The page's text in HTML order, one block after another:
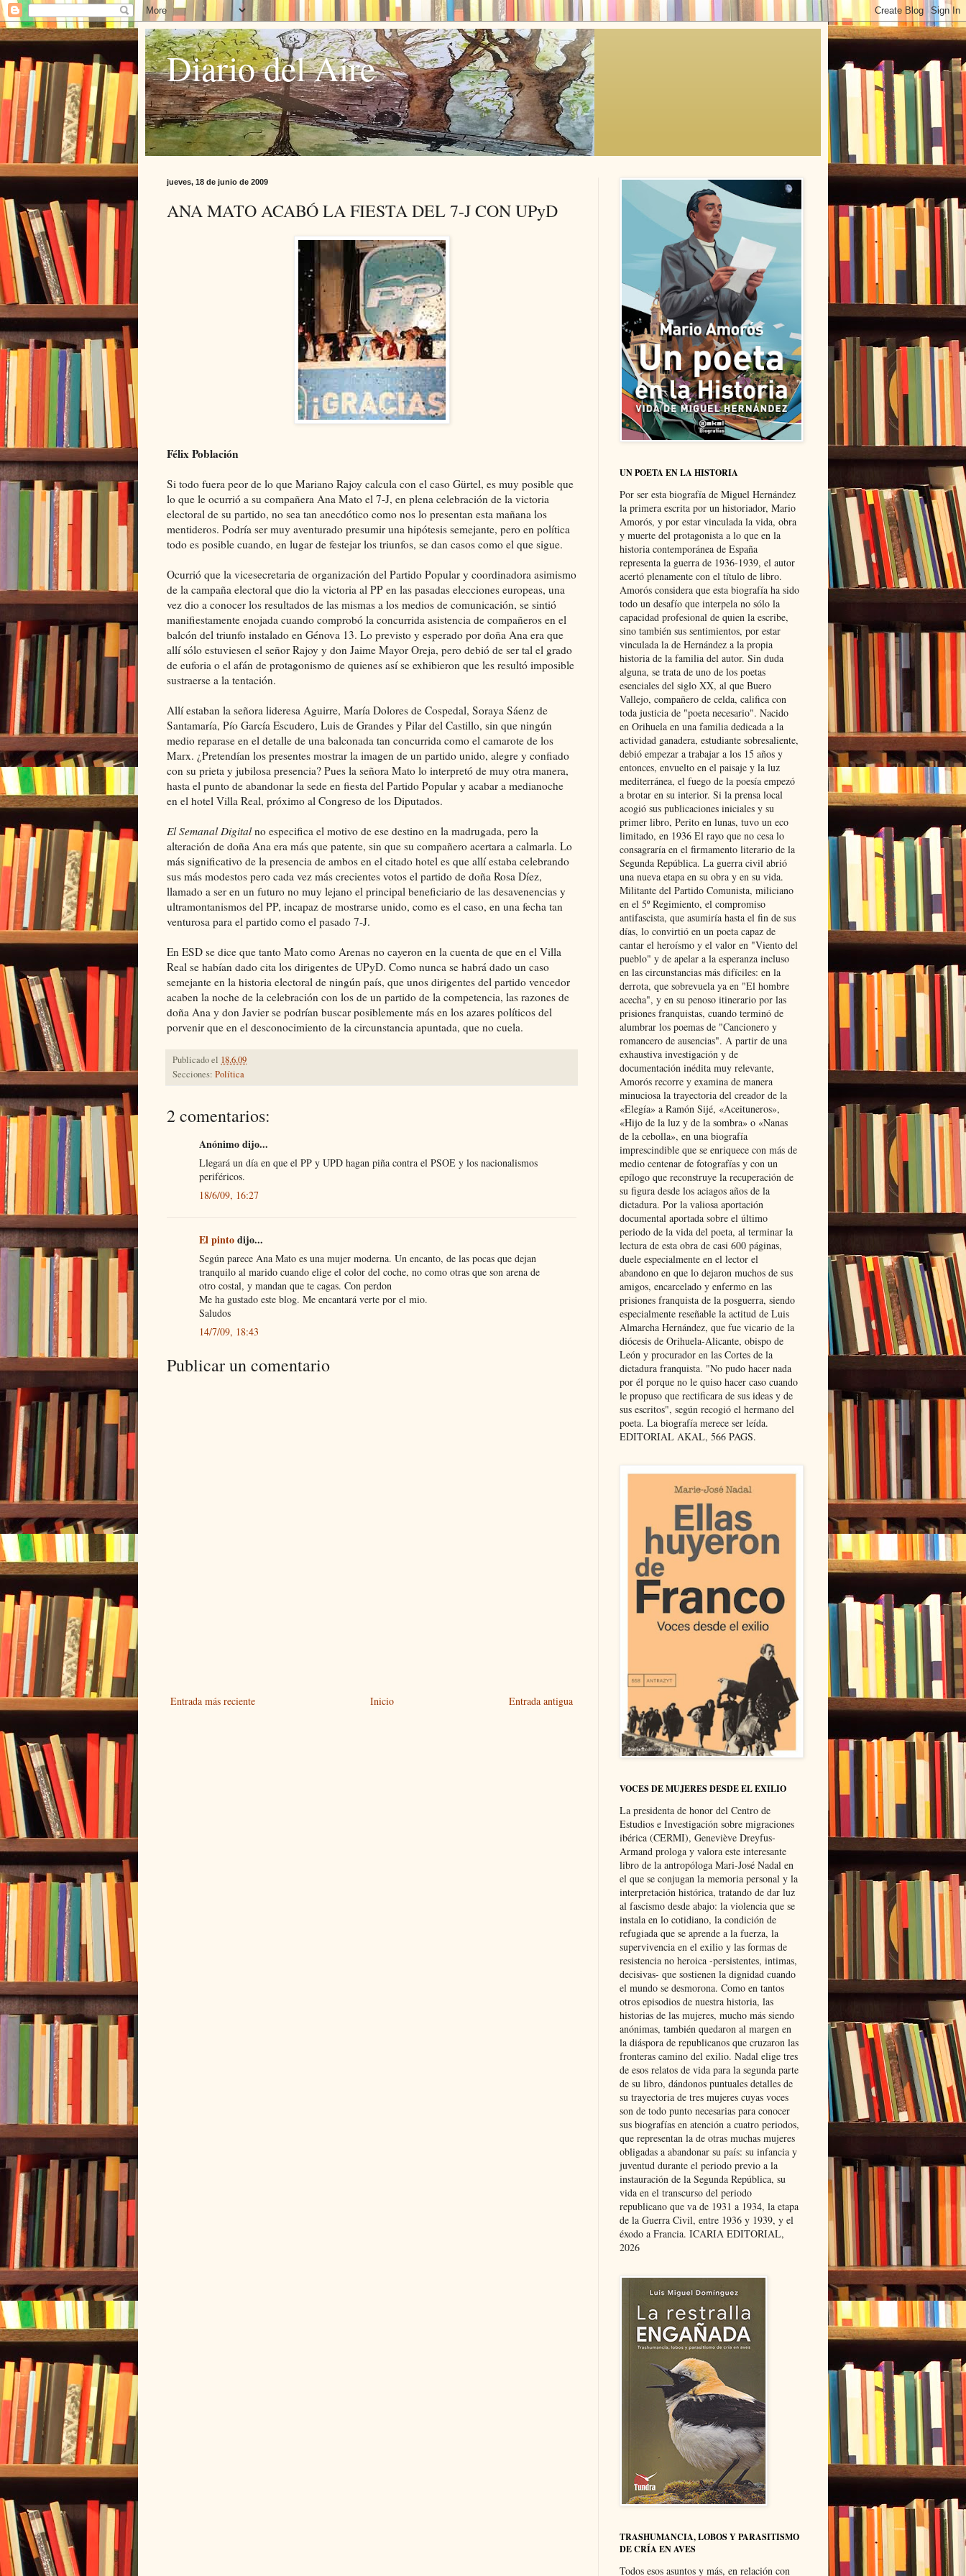
Diario del Aire
jueves, 18 de junio de 2009
ANA MATO ACABÓ LA FIESTA DEL 7-J CON UPyD
Félix Población
Si todo fuera peor de lo que Mariano Rajoy calcula con el caso Gürtel, es muy posible que
lo que le ocurrió a su compañera Ana Mato el 7-J, en plena celebración de la victoria
electoral de su partido, no sea tan anecdótico como nos lo presentan esta mañana los
mentideros. Podría ser muy aventurado presumir una hipótesis semejante, pero en política
todo es posible cuando, en lugar de festejar los triunfos, se dan casos como el que sigue.
Ocurrió que la vicesecretaria de organización del Partido Popular y coordinadora asimismo
de la campaña electoral que dio la victoria al PP en las pasadas elecciones europeas, una
vez dio a conocer los resultados de las mismas a los medios de comunicación, se sintió
manifiestamente enojada cuando comprobó la concurrida asistencia de compañeros en el
balcón del triunfo instalado en Génova 13. Lo previsto y esperado por doña Ana era que
allí sólo estuviesen el señor Rajoy y don Jaime Mayor Oreja, pero debió de ser tal el grado
de euforia o el afán de protagonismo de quienes así se exhibieron que les resultó imposible
sustraerse a la tentación.
Allí estaban la señora lideresa Aguirre, María Dolores de Cospedal, Soraya Sáenz de
Santamaría, Pío García Escudero, Luis de Grandes y Pilar del Castillo, sin que ningún
medio reparase en el detalle de una balconada tan concurrida como el camarote de los
Marx. ¿Pretendían los presentes mostrar la imagen de un partido unido, alegre y confiado
con su prieta y jubilosa presencia? Pues la señora Mato lo interpretó de muy otra manera,
hasta el punto de abandonar la sede en fiesta del Partido Popular y acabar a medianoche
en el hotel Villa Real, próximo al Congreso de los Diputados.
El Semanal Digitalno especifica el motivo de ese destino en la madrugada, pero la
alteración de doña Ana era más que patente, sin que su compañero acertara a calmarla. Lo
más significativo de la presencia de ambos en el citado hotel es que allí estaba celebrando
sus más modestos pero cada vez más crecientes votos el partido de doña Rosa Díez,
llamado a ser en un futuro no muy lejano el principal beneficiario de las desavenencias y
ultramontanismos del PP, incapaz de mostrarse unido, como es el caso, en una fecha tan
venturosa para el partido como el pasado 7-J.
En ESD se dice que tanto Mato como Arenas no cayeron en la cuenta de que en el Villa
Real se habían dado cita los dirigentes de UPyD. Como nunca se habrá dado un caso
semejante en la historia electoral de ningún país, que unos dirigentes del partido vencedor
acaben la noche de la celebración con los de un partido de la competencia, las razones de
doña Ana y don Javier se podrían buscar posiblemente más en los azares políticos del
porvenir que en el desconocimiento de la circunstancia apuntada, que no cuela.
Publicado el 18.6.09
Secciones: Política
2 comentarios:
Anónimo dijo...
Llegará un día en que el PP y UPD hagan piña contra el PSOE y los nacionalismos
periféricos.
18/6/09, 16:27
El pintodijo...
Según parece Ana Mato es una mujer moderna. Un encanto, de las pocas que dejan
tranquilo al marido cuando elige el color del coche, no como otras que son arena de
otro costal, y mandan que te cagas. Con perdon
Me ha gustado este blog. Me encantará verte por el mio.
Saludos
14/7/09, 18:43
Publicar un comentario
Entrada más reciente Entrada antigua
Inicio
UN POETA EN LA HISTORIA
Por ser esta biografía de Miguel Hernández
la primera escrita por un historiador, Mario
Amorós, y por estar vinculada la vida, obra
y muerte del protagonista a lo que en la
historia contemporánea de España
representa la guerra de 1936-1939, el autor
acertó plenamente con el título de libro.
Amorós considera que esta biografía ha sido
todo un desafío que interpela no sólo la
capacidad profesional de quien la escribe,
sino también sus sentimientos, por estar
vinculada la de Hernández a la propia
historia de la familia del autor. Sin duda
alguna, se trata de uno de los poetas
esenciales del siglo XX, al que Buero
Vallejo, compañero de celda, califica con
toda justicia de "poeta necesario". Nacido
en Orihuela en una familia dedicada a la
actividad ganadera, estudiante sobresaliente,
debió empezar a trabajar a los 15 años y
entonces, envuelto en el paisaje y la luz
mediterránea, el fuego de la poesía empezó
a brotar en su interior. Si la prensa local
acogió sus publicaciones iniciales y su
primer libro, Perito en lunas, tuvo un eco
limitado, en 1936 El rayo que no cesa lo
consagraría en el firmamento literario de la
Segunda República. La guerra civil abrió
una nueva etapa en su obra y en su vida.
Militante del Partido Comunista, miliciano
en el 5º Regimiento, el compromiso
antifascista, que asumiría hasta el fin de sus
días, lo convirtió en un poeta capaz de
cantar el heroísmo y el valor en "Viento del
pueblo" y de apelar a la esperanza incluso
en las circunstancias más difíciles: en la
derrota, que sobrevuela ya en "El hombre
acecha", y en su penoso itinerario por las
prisiones franquistas, cuando terminó de
alumbrar los poemas de "Cancionero y
romancero de ausencias". A partir de una
exhaustiva investigación y de
documentación inédita muy relevante,
Amorós recorre y examina de manera
minuciosa la trayectoria del creador de la
«Elegía» a Ramón Sijé, «Aceituneros»,
«Hijo de la luz y de la sombra» o «Nanas
de la cebolla», en una biografía
imprescindible que se enriquece con más de
medio centenar de fotografías y con un
epílogo que reconstruye la recuperación de
su figura desde los aciagos años de la
dictadura. Por la valiosa aportación
documental aportada sobre el último
periodo de la vida del poeta, al terminar la
lectura de esta obra de casi 600 páginas,
duele especialmente en el lector el
abandono en que lo dejaron muchos de sus
amigos, encarcelado y enfermo en las
prisiones franquista de la posguerra, siendo
especialmente reseñable la actitud de Luis
Almarcha Hernández, que fue vicario de la
diócesis de Orihuela-Alicante, obispo de
León y procurador en las Cortes de la
dictadura franquista. "No pudo hacer nada
por él porque no le quiso hacer caso cuando
le propuso que rectificara de sus ideas y de
sus escritos", según recogió el hermano del
poeta. La biografía merece ser leída.
EDITORIAL AKAL, 566 PAGS.
VOCES DE MUJERES DESDE EL EXILIO
La presidenta de honor del Centro de
Estudios e Investigación sobre migraciones
ibérica (CERMI), Geneviève Dreyfus-
Armand prologa y valora este interesante
libro de la antropóloga Mari-José Nadal en
el que se conjugan la memoria personal y la
interpretación histórica, tratando de dar luz
al fascismo desde abajo: la violencia que se
instala en lo cotidiano, la condición de
refugiada que se aprende a la fuerza, la
supervivencia en el exilio y las formas de
resistencia no heroica -persistentes, intimas,
decisivas- que sostienen la dignidad cuando
el mundo se desmorona. Como en tantos
otros episodios de nuestra historia, las
historias de las mujeres, mucho más siendo
anónimas, también quedaron al margen en
la diáspora de republicanos que cruzaron las
fronteras camino del exilio. Nadal elige tres
de esos relatos de vida para la segunda parte
de su libro, dándonos puntuales detalles de
su trayectoria de tres mujeres cuyas voces
son de todo punto necesarias para conocer
sus biografías en atención a cuatro periodos,
que representan la de otras muchas mujeres
obligadas a abandonar su país: su infancia y
juventud durante el periodo previo a la
instauración de la Segunda República, su
vida en el transcurso del periodo
republicano que va de 1931 a 1934, la etapa
de la Guerra Civil, entre 1936 y 1939, y el
éxodo a Francia. ICARIA EDITORIAL,
2026
TRASHUMANCIA, LOBOS Y PARASITISMO
DE CRÍA EN AVES
Todos esos asuntos y más, en relación con